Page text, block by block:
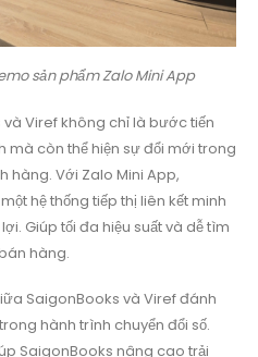
sản phẩm Zalo Mini App
Viref không chỉ là bước tiến
còn thể hiện sự đổi mới trong
hàng. Với Zalo Mini App,
hệ thống tiếp thị liên kết minh
Giúp tối đa hiệu suất và dễ tìm
hàng.
SaigonBooks và Viref đánh
hành trình chuyển đổi số.
SaigonBooks nâng cao trải